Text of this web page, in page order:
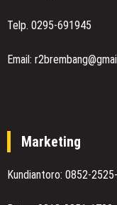
Telp. 0295-691945
Email:
Marketing
Kundiantoro: 0852-